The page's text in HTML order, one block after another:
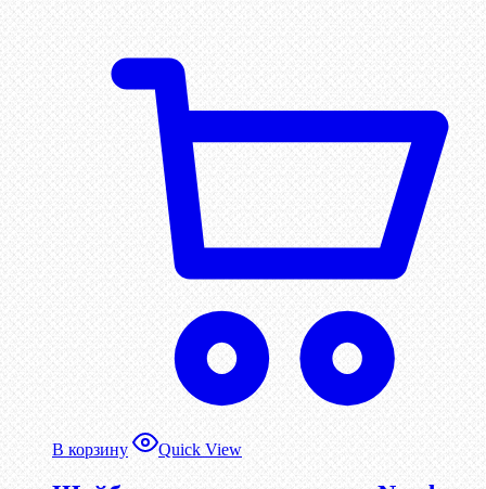
В корзину Quick View